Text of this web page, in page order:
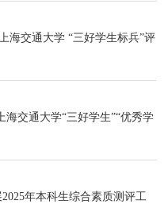
海交通大学 “三好学生标兵”评
海交通大学“三好学生”“优秀学
年本科生综合素质测评工